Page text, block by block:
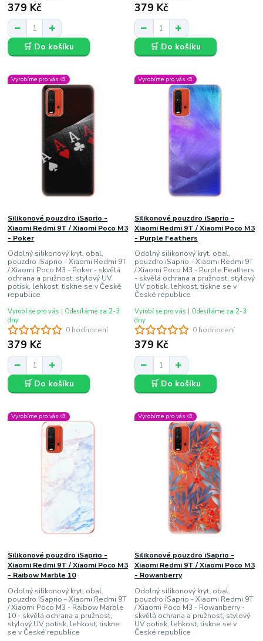
379 Kč
🛒 Do košíku
379 Kč
🛒 Do košíku
Vyrobíme pro vás 🎨
0 hodnocení
Silikonové pouzdro iSaprio -
Xiaomi Redmi 9T / Xiaomi Poco M3
- Poker
Odolný silikonový kryt, obal,
pouzdro iSaprio - Xiaomi Redmi 9T
/ Xiaomi Poco M3 - Poker - skvělá
ochrana a pružnost, stylový UV
potisk, lehkost, tiskne se v České
republice
379 Kč
Vyrobí se pro vás | Odesíláme za 2-3
dny
🛒 Do košíku
Vyrobíme pro vás 🎨
0 hodnocení
Silikonové pouzdro iSaprio -
Xiaomi Redmi 9T / Xiaomi Poco M3
- Purple Feathers
Odolný silikonový kryt, obal,
pouzdro iSaprio - Xiaomi Redmi 9T
/ Xiaomi Poco M3 - Purple Feathers
- skvělá ochrana a pružnost, stylový
UV potisk, lehkost, tiskne se v
České republice
379 Kč
Vyrobí se pro vás | Odesíláme za 2-3
dny
🛒 Do košíku
Vyrobíme pro vás 🎨
Silikonové pouzdro iSaprio -
Xiaomi Redmi 9T / Xiaomi Poco M3
- Raibow Marble 10
Odolný silikonový kryt, obal,
pouzdro iSaprio - Xiaomi Redmi 9T
/ Xiaomi Poco M3 - Raibow Marble
10 - skvělá ochrana a pružnost,
stylový UV potisk, lehkost, tiskne
se v České republice
Vyrobíme pro vás 🎨
Silikonové pouzdro iSaprio -
Xiaomi Redmi 9T / Xiaomi Poco M3
- Rowanberry
Odolný silikonový kryt, obal,
pouzdro iSaprio - Xiaomi Redmi 9T
/ Xiaomi Poco M3 - Rowanberry -
skvělá ochrana a pružnost, stylový
UV potisk, lehkost, tiskne se v
České republice